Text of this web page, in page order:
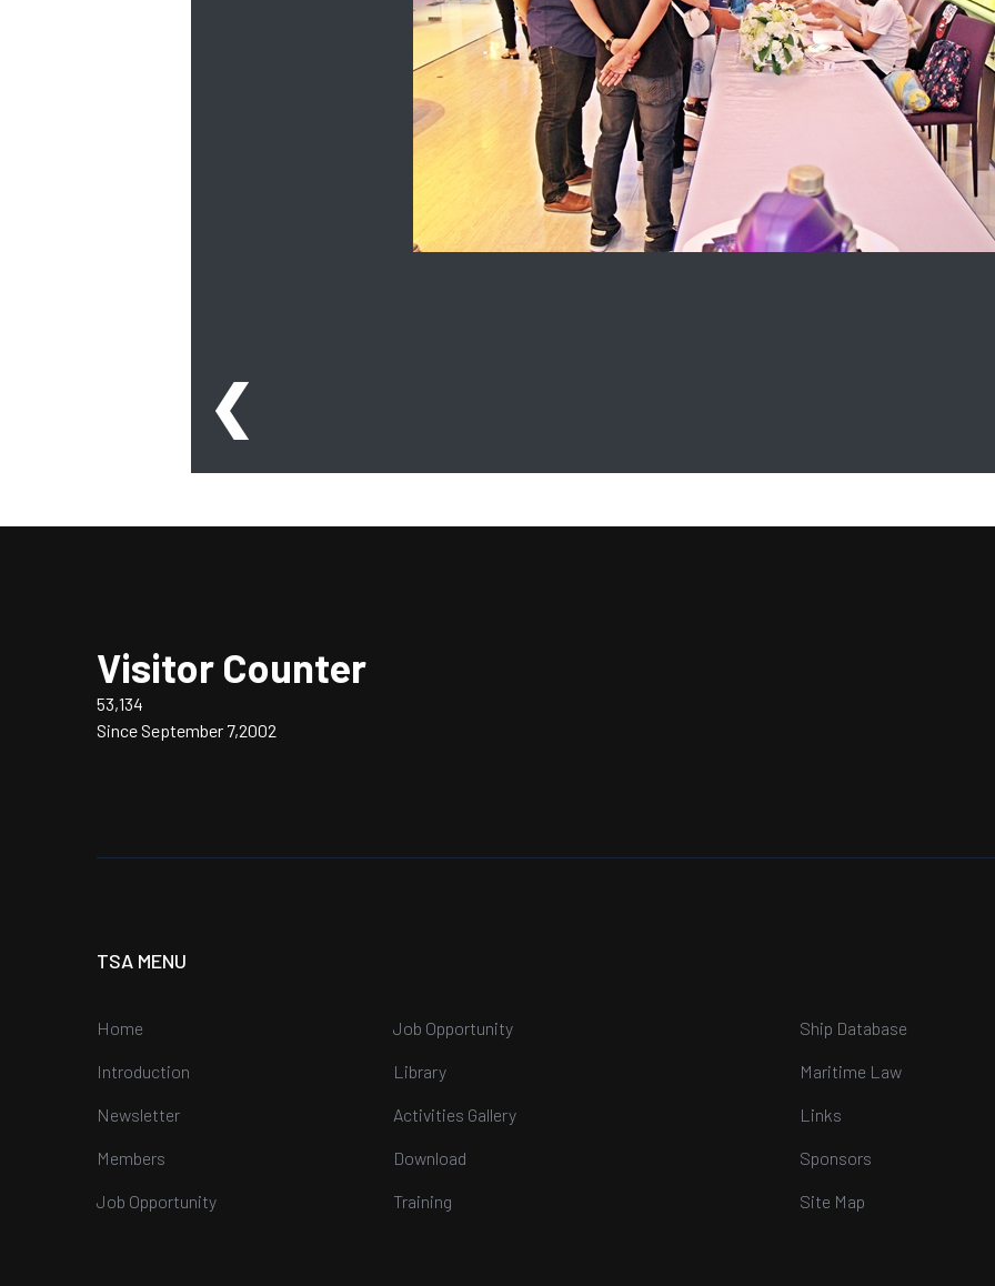
❮
Visitor Counter
53,134
Since September 7,2002
TSA MENU
Home
Introduction
Newsletter
Members
Job Opportunity
Job Opportunity
Library
Activities Gallery
Download
Training
Ship Database
Maritime Law
Links
Sponsors
Site Map